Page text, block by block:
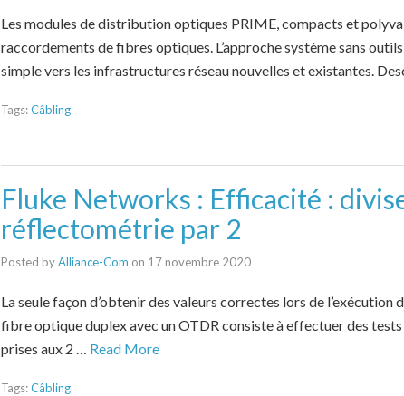
Les modules de distribution optiques PRIME, compacts et
raccordements de fibres optiques. L’approche système sans
simple vers les infrastructures réseau nouvelles et existantes.
Tags:Câbling
Fluke Networks : Efficacité :
réflectométrie par 2
Posted byAlliance-Com on 17 novembre 2020
La seule façon d’obtenir des valeurs correctes lors de
fibre optique duplex avec un OTDR consiste à effectuer des
prises aux 2 … Read More
Tags:Câbling